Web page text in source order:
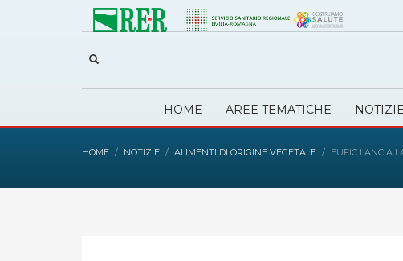
HOME AREE TEMATICHE NOTIZIE
HOME NOTIZIE ALIMENTI DI ORIGINE VEGETALE EUFIC LANCIA